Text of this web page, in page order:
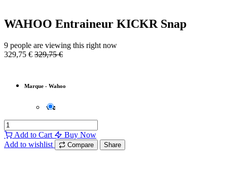
WAHOO Entraineur KICKR Snap
9 people are viewing this right now
329,75 € 329,75€
Marque - Wahoo
Add to Cart
Buy Now
Add to wishlist
Compare Share